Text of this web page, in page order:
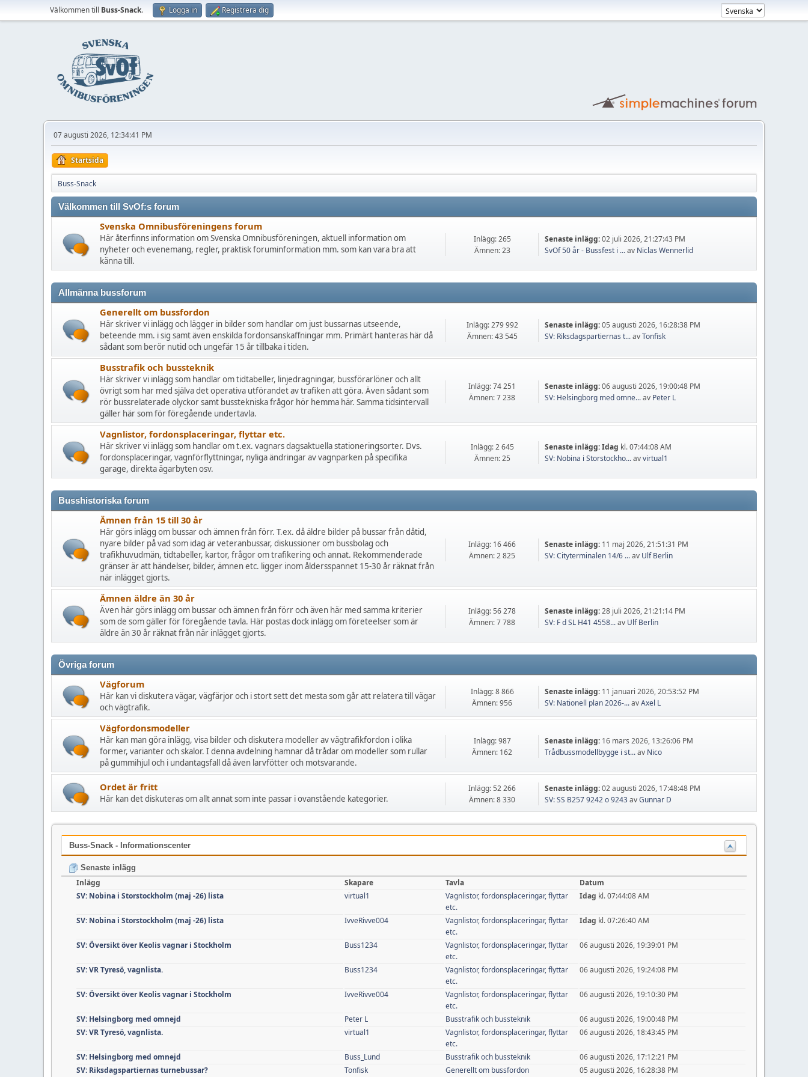
Välkommen till Buss-Snack. Logga in Registrera dig
07 augusti 2026, 12:34:41 PM
Startsida
Buss-Snack
Välkommen till SvOf:s forum
Svenska Omnibusföreningens forum
Här återfinns information om Svenska Omnibusföreningen, aktuell information om
nyheter och evenemang, regler, praktisk foruminformation mm. som kan vara bra att
känna till.
Inlägg: 265
Ämnen: 23
Senaste inlägg:02 juli 2026, 21:27:43 PM
SvOf 50 år - Bussfest i ...av Niclas Wennerlid
Allmänna bussforum
Generellt om bussfordon
Här skriver vi inlägg och lägger in bilder som handlar om just bussarnas utseende,
beteende mm. i sig samt även enskilda fordonsanskaffningar mm. Primärt hanteras här då
sådant som berör nutid och ungefär 15 år tillbaka i tiden.
Inlägg: 279 992
Ämnen: 43 545
Senaste inlägg:05 augusti 2026, 16:28:38 PM
SV: Riksdagspartiernas t...avTonfisk
Busstrafik och bussteknik
Här skriver vi inlägg som handlar om tidtabeller, linjedragningar, bussförarlöner och allt
övrigt som har med själva det operativa utförandet av trafiken att göra. Även sådant som
rör bussrelaterade olyckor samt busstekniska frågor hör hemma här. Samma tidsintervall
gäller här som för föregående undertavla.
Inlägg: 74 251
Ämnen: 7 238
Senaste inlägg:06 augusti 2026, 19:00:48 PM
SV: Helsingborg med omne...av Peter L
Vagnlistor, fordonsplaceringar, flyttar etc.
Här skriver vi inlägg som handlar om t.ex. vagnars dagsaktuella stationeringsorter. Dvs.
fordonsplaceringar, vagnförflyttningar, nyliga ändringar av vagnparken på specifika
garage, direkta ägarbyten osv.
Inlägg: 2 645
Ämnen: 25
Senaste inlägg:Idag kl. 07:44:08 AM
SV: Nobina i Storstockho...avvirtual1
Busshistoriska forum
Ämnen från 15 till 30 år
Här görs inlägg om bussar och ämnen från förr. T.ex. då äldre bilder på bussar från dåtid,
nyare bilder på vad som idag är veteranbussar, diskussioner om bussbolag och
trafikhuvudmän, tidtabeller, kartor, frågor om trafikering och annat. Rekommenderade
gränser är att händelser, bilder, ämnen etc. ligger inom åldersspannet 15-30 år räknat från
när inlägget gjorts.
Inlägg: 16 466
Ämnen: 2 825
Senaste inlägg: 11 maj 2026, 21:51:31 PM
SV: Cityterminalen 14/6 ...av Ulf Berlin
Ämnen äldre än 30 år
Även här görs inlägg om bussar och ämnen från förr och även här med samma kriterier
som de som gäller för föregående tavla. Här postas dock inlägg om företeelser som är
äldre än 30 år räknat från när inlägget gjorts.
Inlägg: 56 278
Ämnen: 7 788
Senaste inlägg:28 juli 2026, 21:21:14 PM
SV: F d SL H41 4558...av Ulf Berlin
Övriga forum
Vägforum
Här kan vi diskutera vägar, vägfärjor och i stort sett det mesta som går att relatera till vägar
och vägtrafik.
Inlägg: 8 866
Ämnen: 956
Senaste inlägg: 11 januari 2026, 20:53:52 PM
SV: Nationell plan 2026-...avAxel L
Vägfordonsmodeller
Här kan man göra inlägg, visa bilder och diskutera modeller av vägtrafikfordon i olika
former, varianter och skalor. I denna avdelning hamnar då trådar om modeller som rullar
på gummihjul och i undantagsfall då även larvfötter och motsvarande.
Inlägg: 987
Ämnen: 162
Senaste inlägg: 16 mars 2026, 13:26:06 PM
Trådbussmodellbygge i st...av Nico
Ordet är fritt
Här kan det diskuteras om allt annat som inte passar i ovanstående kategorier.
Inlägg: 52 266
Ämnen: 8 330
Senaste inlägg:02 augusti 2026, 17:48:48 PM
SV: SS B257 9242 o 9243avGunnar D
Buss-Snack - Informationscenter
Senaste inlägg
Inlägg Skapare Tavla
Datum
SV: Nobina i Storstockholm (maj -26) lista
virtual1
Vagnlistor, fordonsplaceringar, flyttar
etc.
Idag kl. 07:44:08 AM
SV: Nobina i Storstockholm (maj -26) lista IvveRivve004
Vagnlistor, fordonsplaceringar, flyttar
etc.
Idag kl. 07:26:40 AM
SV: Översikt över Keolis vagnar i Stockholm Buss1234
Vagnlistor, fordonsplaceringar, flyttar
etc.
06 augusti 2026, 19:39:01 PM
SV: VR Tyresö, vagnlista. Buss1234
Vagnlistor, fordonsplaceringar, flyttar
etc.
06 augusti 2026, 19:24:08 PM
SV: Översikt över Keolis vagnar i Stockholm IvveRivve004
Vagnlistor, fordonsplaceringar, flyttar
etc.
06 augusti 2026, 19:10:30 PM
SV: Helsingborg med omnejd Peter L Busstrafik och bussteknik
06 augusti 2026, 19:00:48 PM
SV: VR Tyresö, vagnlista.
virtual1
Vagnlistor, fordonsplaceringar, flyttar
etc.
06 augusti 2026, 18:43:45 PM
SV: Helsingborg med omnejd Buss_Lund Busstrafik och bussteknik
06 augusti 2026, 17:12:21 PM
SV: Riksdagspartiernas turnebussar?
Tonfisk Generellt om bussfordon 05 augusti 2026, 16:28:38 PM